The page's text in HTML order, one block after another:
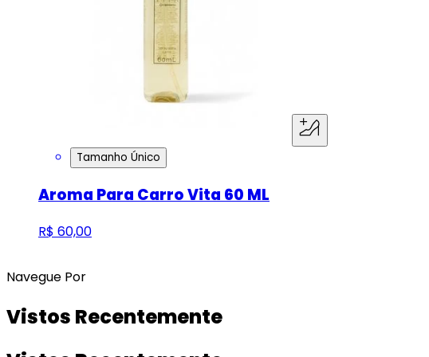
Tamanho Único
Aroma Para Carro Vita 60 ML
R$ 60,00
Navegue Por
Vistos Recentemente